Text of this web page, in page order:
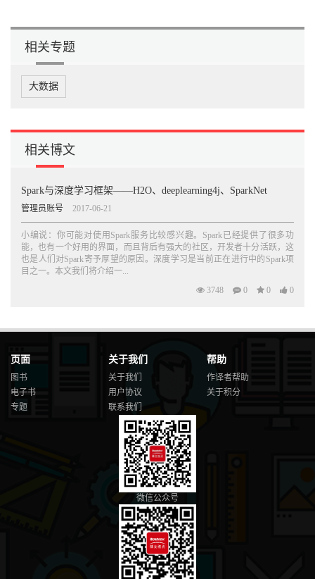
相关专题
大数据
相关博文
Spark与深度学习框架——H2O、deeplearning4j、SparkNet
管理员账号 2017-06-21
小编说：你可能对使用Spark服务比较感兴趣。Spark已经提供了很多功
能，也有一个好用的界面，而且背后有强大的社区，开发者十分活跃，这
也是人们对Spark寄予厚望的原因。深度学习是当前正在进行中的Spark项
目之一。本文我们将介绍一...
3748
0 0 0
页面
图书
电子书
专题
关于我们
关于我们
用户协议
联系我们
帮助
作译者帮助
关于积分
微信公众号